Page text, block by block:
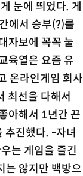
눈에 띄었다. 게
에서 승부(?)를
자보에 꼭꼭 눌
육열은 요즘 유
온라인게임 회사
최선을 다해서
아해서 1년간 끈
추진했다. -자녀
는 게임을 즐긴
는 않지만 백방으